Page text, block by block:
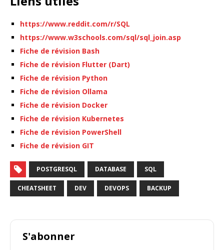
https://www.reddit.com/r/SQL
https://www.w3schools.com/sql/sql_join.asp
Fiche de révision Bash
Fiche de révision Flutter (Dart)
Fiche de révision Python
Fiche de révision Ollama
Fiche de révision Docker
Fiche de révision Kubernetes
Fiche de révision PowerShell
Fiche de révision GIT
POSTGRESQL DATABASE SQL
CHEATSHEET DEV DEVOPS BACKUP
S'abonner